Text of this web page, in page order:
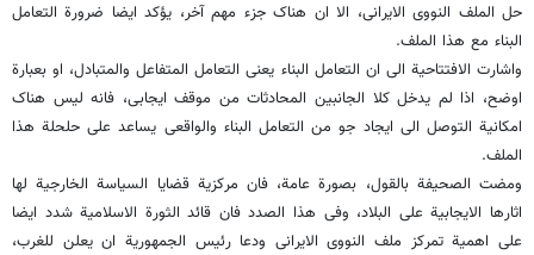
حل الملف النووی الایرانی، الا ان هناک جزء مهم آخر، یؤکد ایضا ضرورة التعامل
البناء مع هذا الملف.
واشارت الافتتاحیة الى ان التعامل البناء یعنی التعامل المتفاعل والمتبادل، او بعبارة
اوضح، اذا لم یدخل کلا الجانبین المحادثات من موقف ایجابی، فانه لیس هناک
امکانیة التوصل الى ایجاد جو من التعامل البناء والواقعی یساعد على حلحلة هذا
الملف.
ومضت الصحیفة بالقول، بصورة عامة، فان مرکزیة قضایا السیاسة الخارجیة لها
اثارها الایجابیة على البلاد، وفی هذا الصدد فان قائد الثورة الاسلامیة شدد ایضا
على اهمیة تمرکز ملف النووی الایرانی ودعا رئیس الجمهوریة ان یعلن للغرب،